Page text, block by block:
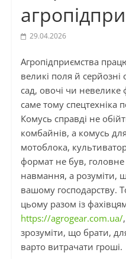
29.04.2026
Агропідприємства
великі поля й серйозні
сад, овочі чи невелике
саме тому спецтехніка
Комусь справді не
комбайнів, а комусь
мотоблока,
формат не був, головне
навмання, а розуміти,
вашому господарству.
цьому разом із
https://agrogear.com.ua/
зрозуміти, що брати,
варто витрачати гроші.